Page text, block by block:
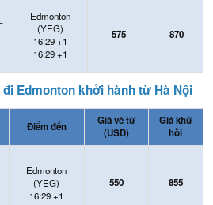
Edmonton
(YEG)
16:29 +1
16:29 +1
575 870
Edmonton khởi hành từ Hà Nội
Điểm đến
Giá vé từ
(USD)
Giá khứ
hồi
Edmonton
(YEG)
16:29 +1
550 855